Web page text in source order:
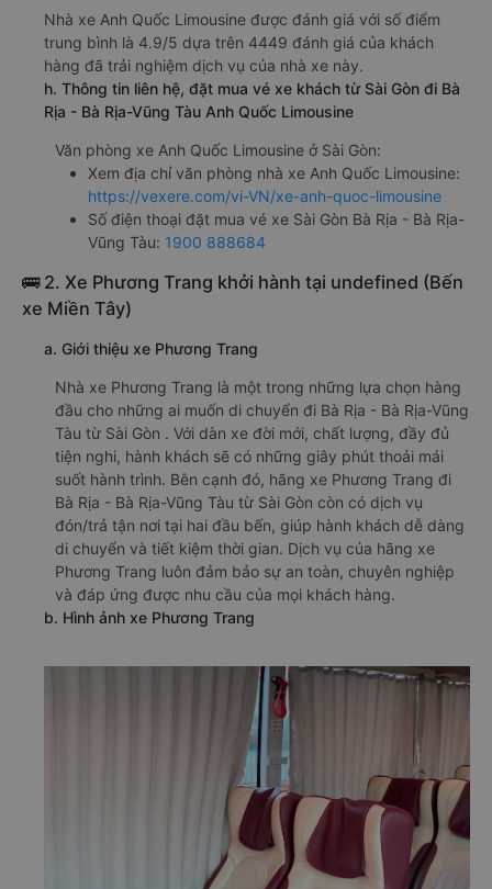
Nhà xe Anh Quốc Limousine được đánh giá với số điểm
trung bình là 4.9/5 dựa trên 4449 đánh giá của khách
hàng đã trải nghiệm dịch vụ của nhà xe này.
h. Thông tin liên hệ, đặt mua vé xe khách từ Sài Gòn đi Bà
Rịa - Bà Rịa-Vũng Tàu Anh Quốc Limousine
Văn phòng xe Anh Quốc Limousine ở Sài Gòn:
Xem địa chỉ văn phòng nhà xe Anh Quốc Limousine:
https://vexere.com/vi-VN/xe-anh-quoc-limousine
Số điện thoại đặt mua vé xe Sài Gòn Bà Rịa - Bà Rịa-
Vũng Tàu: 1900 888684
🚌 2. Xe Phương Trang khởi hành tại undefined (Bến
xe Miền Tây)
a. Giới thiệu xe Phương Trang
Nhà xe Phương Trang là một trong những lựa chọn hàng
đầu cho những ai muốn di chuyển đi Bà Rịa - Bà Rịa-Vũng
Tàu từ Sài Gòn . Với dàn xe đời mới, chất lượng, đầy đủ
tiện nghi, hành khách sẽ có những giây phút thoải mái
suốt hành trình. Bên cạnh đó, hãng xe Phương Trang đi
Bà Rịa - Bà Rịa-Vũng Tàu từ Sài Gòn còn có dịch vụ
đón/trả tận nơi tại hai đầu bến, giúp hành khách dễ dàng
di chuyển và tiết kiệm thời gian. Dịch vụ của hãng xe
Phương Trang luôn đảm bảo sự an toàn, chuyên nghiệp
và đáp ứng được nhu cầu của mọi khách hàng.
b. Hình ảnh xe Phương Trang